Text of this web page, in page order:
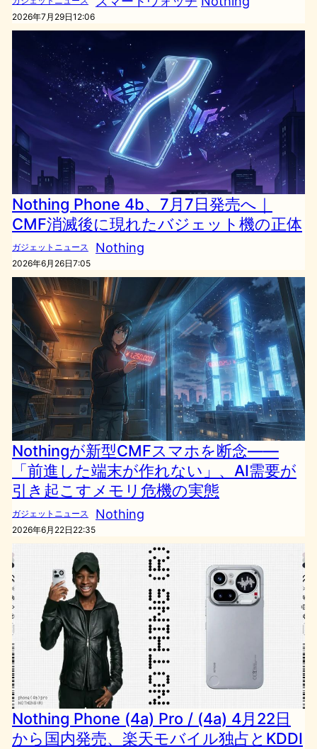
2026年7月29日12:06
Nothing Phone 4b、7月7日発売へ｜
CMF消滅後に現れたバジェット機の正体
ガジェットニュース Nothing
2026年6月26日7:05
Nothingが新型CMFスマホを断念——
「前進した端末が作れない」、AI需要が
引き起こすメモリ危機の実態
ガジェットニュース Nothing
2026年6月22日22:35
Nothing Phone (4a) Pro / (4a) 4月22日
から国内発売、楽天モバイル独占とKDDI